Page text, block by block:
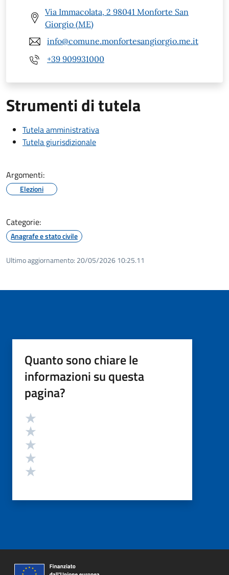
Via Immacolata, 2 98041 Monforte San
Giorgio (ME)
info@comune.monfortesangiorgio.me.it
+39 909931000
Strumenti di tutela
Tutela amministrativa
Tutela giurisdizionale
Argomenti:
Elezioni
Categorie:
Anagrafe e stato civile
Ultimo aggiornamento: 20/05/2026 10:25.11
Quanto sono chiare le
informazioni su questa
pagina?
Valutazione